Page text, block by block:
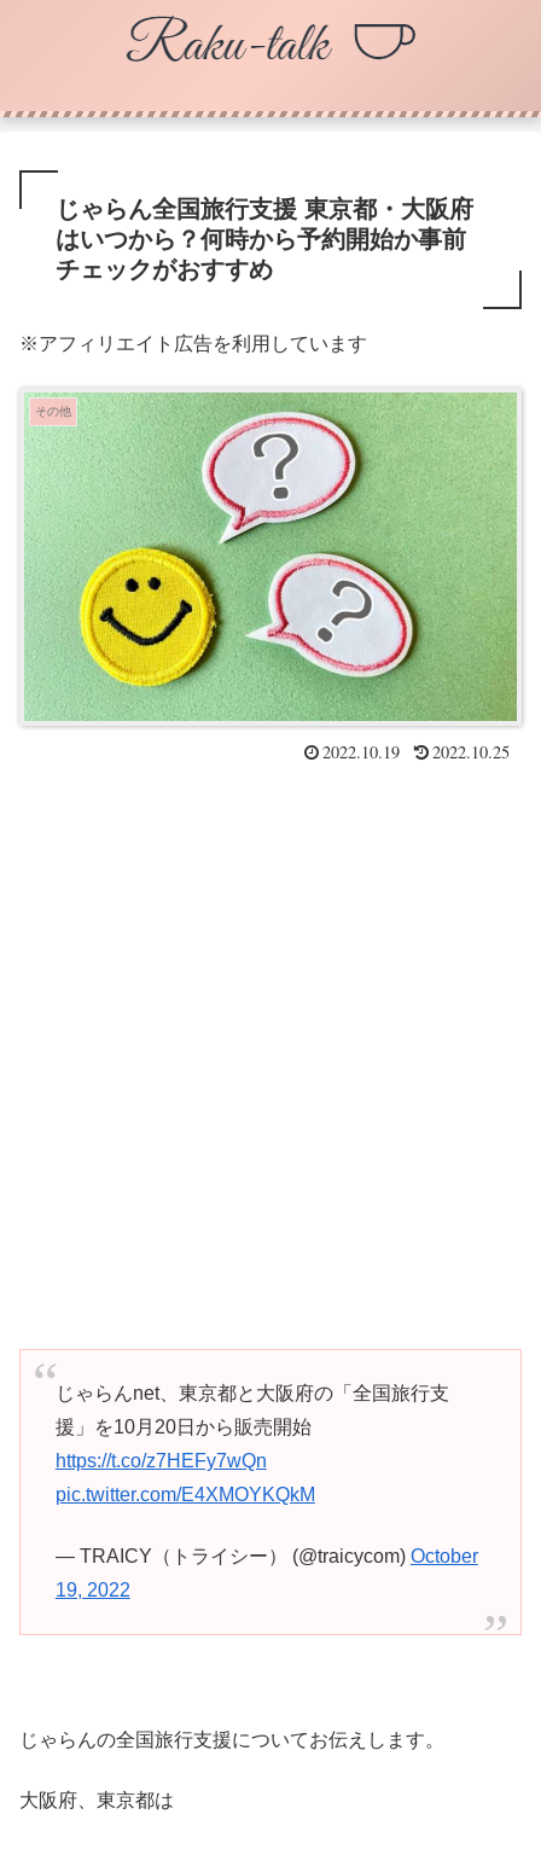
じゃらん全国旅行支援 東京都・大阪府
はいつから？何時から予約開始か事前
チェックがおすすめ
※アフィリエイト広告を利用しています
その他
2022.10.19 2022.10.25
じゃらんnet、東京都と大阪府の「全国旅行支
援」を10月20日から販売開始
https://t.co/z7HEFy7wQn
pic.twitter.com/E4XMOYKQkM
— TRAICY（トライシー） (@traicycom) October
19, 2022
じゃらんの全国旅行支援についてお伝えします。
大阪府、東京都は